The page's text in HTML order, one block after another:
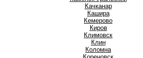
Качканар
Кашира
Кемерово
Киров
Климовск
Клин
Коломна